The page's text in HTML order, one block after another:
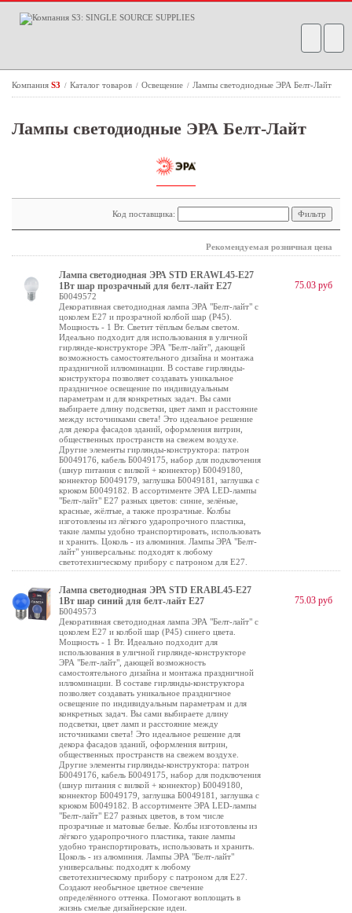
Компания S3 / Каталог товаров / Освещение / Лампы светодиодные ЭРА Белт-Лайт
Лампы светодиодные ЭРА Белт-Лайт
Код поставщика:
Рекомендуемая розничная цена
Лампа светодиодная ЭРА STD ERAWL45-E27
1Вт шар прозрачный для белт-лайт Е27
Б0049572
Декоративная светодиодная лампа ЭРА "Белт-лайт" с
цоколем Е27 и прозрачной колбой шар (Р45).
Мощность - 1 Вт. Светит тёплым белым светом.
Идеально подходит для использования в уличной
гирлянде-конструкторе ЭРА "Белт-лайт", дающей
возможность самостоятельного дизайна и монтажа
праздничной иллюминации. В составе гирлянды-
конструктора позволяет создавать уникальное
праздничное освещение по индивидуальным
параметрам и для конкретных задач. Вы сами
выбираете длину подсветки, цвет ламп и расстояние
между источниками света! Это идеальное решение
для декора фасадов зданий, оформления витрин,
общественных пространств на свежем воздухе.
Другие элементы гирлянды-конструктора: патрон
Б0049176, кабель Б0049175, набор для подключения
(шнур питания с вилкой + коннектор) Б0049180,
коннектор Б0049179, заглушка Б0049181, заглушка с
крюком Б0049182. В ассортименте ЭРА LED-лампы
"Белт-лайт" E27 разных цветов: синие, зелёные,
красные, жёлтые, а также прозрачные. Колбы
изготовлены из лёгкого ударопрочного пластика,
такие лампы удобно транспортировать, использовать
и хранить. Цоколь - из алюминия. Лампы ЭРА "Белт-
лайт" универсальны: подходят к любому
светотехническому прибору с патроном для Е27.
75.03 руб
Лампа светодиодная ЭРА STD ERABL45-E27
1Вт шар синий для белт-лайт Е27
Б0049573
Декоративная светодиодная лампа ЭРА "Белт-лайт" с
цоколем Е27 и колбой шар (Р45) синего цвета.
Мощность - 1 Вт. Идеально подходит для
использования в уличной гирлянде-конструкторе
ЭРА "Белт-лайт", дающей возможность
самостоятельного дизайна и монтажа праздничной
иллюминации. В составе гирлянды-конструктора
позволяет создавать уникальное праздничное
освещение по индивидуальным параметрам и для
конкретных задач. Вы сами выбираете длину
подсветки, цвет ламп и расстояние между
источниками света! Это идеальное решение для
декора фасадов зданий, оформления витрин,
общественных пространств на свежем воздухе.
Другие элементы гирлянды-конструктора: патрон
Б0049176, кабель Б0049175, набор для подключения
(шнур питания с вилкой + коннектор) Б0049180,
коннектор Б0049179, заглушка Б0049181, заглушка с
крюком Б0049182. В ассортименте ЭРА LED-лампы
"Белт-лайт" E27 разных цветов, в том числе
прозрачные и матовые белые. Колбы изготовлены из
лёгкого ударопрочного пластика, такие лампы
удобно транспортировать, использовать и хранить.
Цоколь - из алюминия. Лампы ЭРА "Белт-лайт"
универсальны: подходят к любому
светотехническому прибору с патроном для Е27.
Создают необычное цветное свечение
определённого оттенка. Помогают воплощать в
жизнь смелые дизайнерские идеи.
75.03 руб